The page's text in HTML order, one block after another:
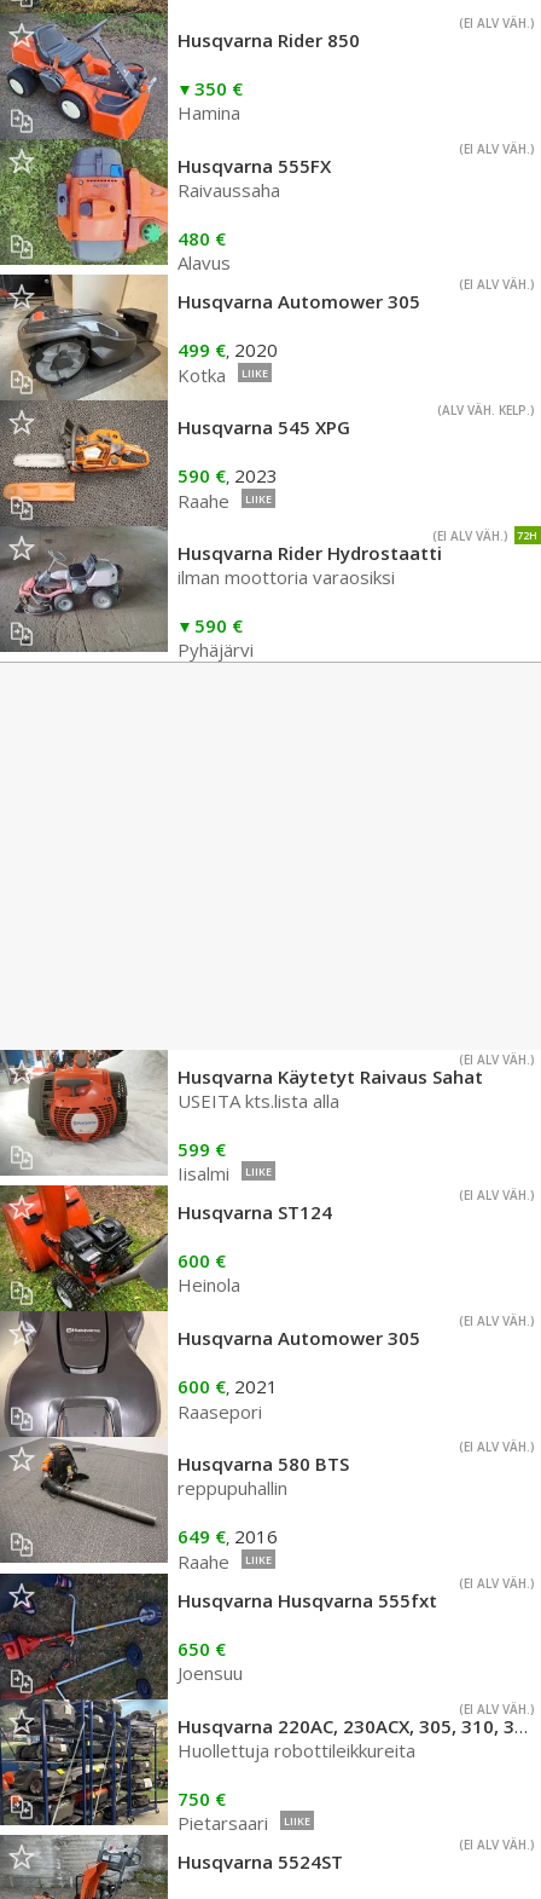
(EI ALV VÄH.)
Husqvarna Rider 850
350 €
Hamina
(EI ALV VÄH.)
Husqvarna 555FX
Raivaussaha
480 €
Alavus
(EI ALV VÄH.)
Husqvarna Automower 305
499 €, 2020
Kotka
LIIKE
(ALV VÄH. KELP.)
Husqvarna 545 XPG
590 €, 2023
Raahe
LIIKE
72H
(EI ALV VÄH.)
Husqvarna Rider Hydrostaatti
ilman moottoria varaosiksi
590 €
Pyhäjärvi
(EI ALV VÄH.)
Husqvarna Käytetyt Raivaus Sahat
USEITA kts.lista alla
599 €
Iisalmi
LIIKE
(EI ALV VÄH.)
Husqvarna ST124
600 €
Heinola
(EI ALV VÄH.)
Husqvarna Automower 305
600 €, 2021
Raasepori
(EI ALV VÄH.)
Husqvarna 580 BTS
reppupuhallin
649 €, 2016
Raahe
LIIKE
(EI ALV VÄH.)
Husqvarna Husqvarna 555fxt
650 €
Joensuu
(EI ALV VÄH.)
Husqvarna 220AC, 230ACX, 305, 310, 315X, 420, 430X
Huollettuja robottileikkureita
750 €
Pietarsaari
LIIKE
(EI ALV VÄH.)
Husqvarna 5524ST